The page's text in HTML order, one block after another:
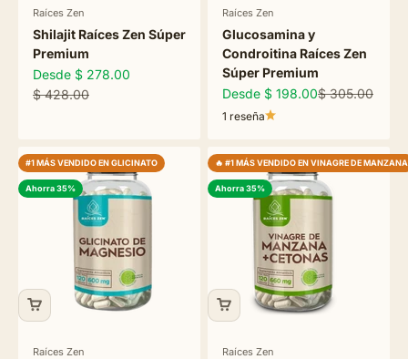
Raíces Zen
Shilajit Raíces Zen Súper
Premium
Precio de oferta
Desde $ 278.00
Precio normal
$ 428.00
Raíces Zen
Glucosamina y
Condroitina Raíces Zen
Súper Premium
Precio de oferta
Desde $ 198.00Precio normal
$ 305.00
1 reseña
#1 MÁS VENDIDO EN GLICINATO
Ahorra 35%
Raíces Zen
🔥 #1 MÁS VENDIDO EN VINAGRE DE MANZANA
Ahorra 35%
Raíces Zen